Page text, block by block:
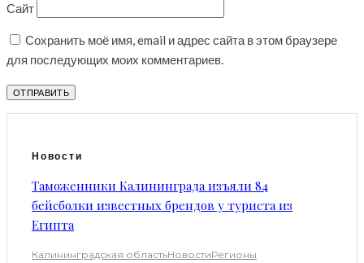
Сайт
Сохранить моё имя, email и адрес сайта в этом браузере
для последующих моих комментариев.
Новости
Таможенники Калининграда изъяли 84
бейсболки известных брендов у туриста из
Египта
Калининградская областьНовостиРегионы